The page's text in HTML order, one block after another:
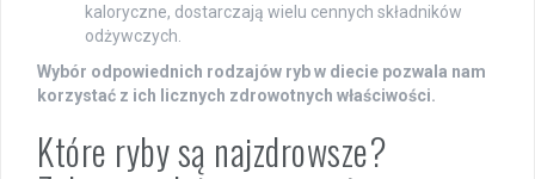
kaloryczne, dostarczają wielu cennych składników
odżywczych.
Wybór odpowiednich rodzajów ryb w diecie pozwala nam
korzystać z ich licznych zdrowotnych właściwości.
Które ryby są najzdrowsze?